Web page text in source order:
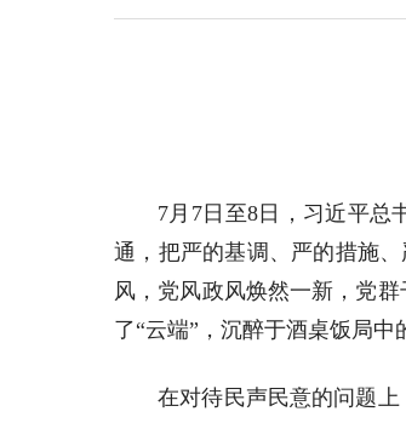
7月7日至8日，习近平总
通，把严的基调、严的措施
风，党风政风焕然一新，党
了“云端”，沉醉于酒桌饭局中
在对待民声民意的问题